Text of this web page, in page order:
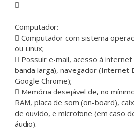
Computador:
Computador com sistema
ou Linux;
Possuir e-mail, acesso à
banda larga), navegador (Internet
Google Chrome);
Memória desejável de, no
RAM, placa de som (on-board),
de ouvido, e microfone (em caso
áudio).